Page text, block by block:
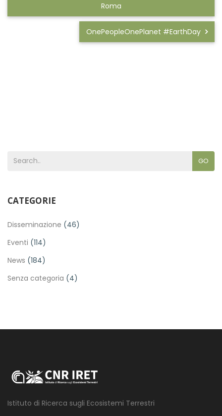
Roma
OnePeopleOnePlanet #EarthDay
GO
CATEGORIE
Disseminazione (46)
Eventi (114)
News (184)
Senza categoria (4)
Istituto di Ricerca sugli Ecosistemi Terrestri